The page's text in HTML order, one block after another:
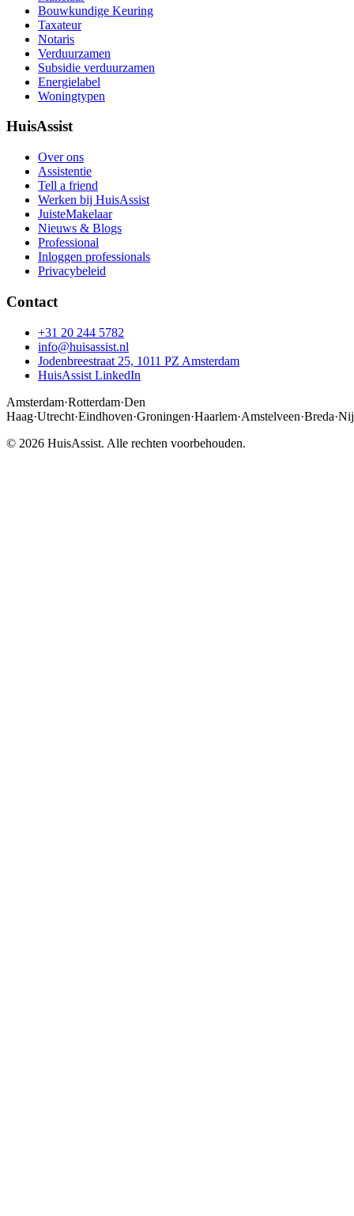
Bouwkundige Keuring
Taxateur
Notaris
Verduurzamen
Subsidie verduurzamen
Energielabel
Woningtypen
HuisAssist
Over ons
Assistentie
Tell a friend
Werken bij HuisAssist
JuisteMakelaar
Nieuws & Blogs
Professional
Inloggen professionals
Privacybeleid
Contact
+31 20 244 5782
info@huisassist.nl
Jodenbreestraat 25, 1011 PZ Amsterdam
HuisAssist LinkedIn
Amsterdam·Rotterdam·Den
Haag·Utrecht·Eindhoven·Groningen·Haarlem·Amstelveen·Breda·
© 2026 HuisAssist. Alle rechten voorbehouden.